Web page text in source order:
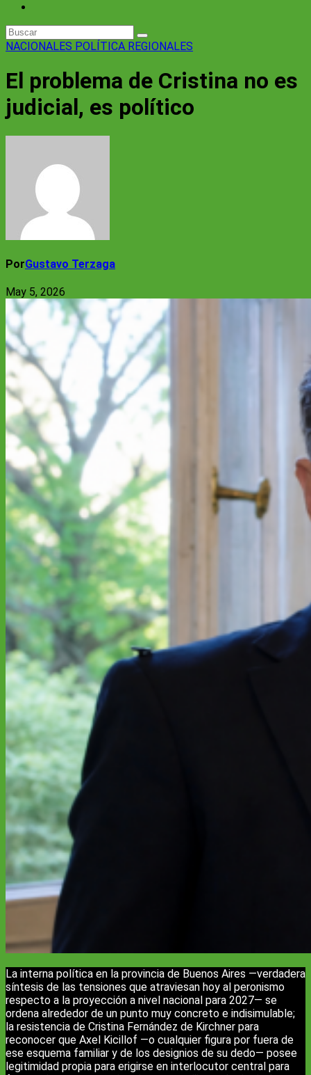
NACIONALES POLÍTICA REGIONALES
El problema de Cristina no es
judicial, es político
PorGustavo Terzaga
May 5, 2026
La interna política en la provincia de Buenos Aires —verdadera
síntesis de las tensiones que atraviesan hoy al peronismo
respecto a la proyección a nivel nacional para 2027— se
ordena alrededor de un punto muy concreto e indisimulable;
la resistencia de Cristina Fernández de Kirchner para
reconocer que Axel Kicillof —o cualquier figura por fuera de
ese esquema familiar y de los designios de su dedo— posee
legitimidad propia para erigirse en interlocutor central para